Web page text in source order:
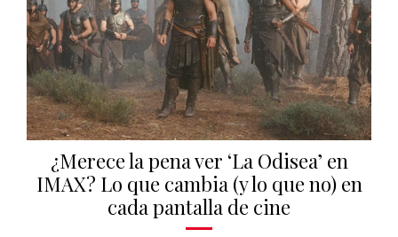
¿Merece la pena ver ‘La Odisea’ en
IMAX? Lo que cambia (y lo que no) en
cada pantalla de cine